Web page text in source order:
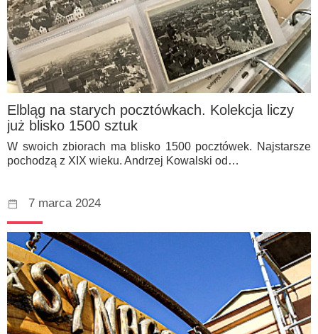
Elbląg na starych pocztówkach. Kolekcja liczy
już blisko 1500 sztuk
W swoich zbiorach ma blisko 1500 pocztówek. Najstarsze
pochodzą z XIX wieku. Andrzej Kowalski od…
7 marca 2024